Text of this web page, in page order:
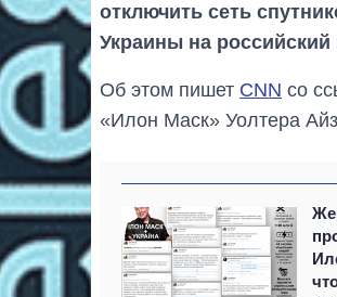
отключить сеть
Украины на
Об этом пишет CNN со
«Илон Маск» Уолтера